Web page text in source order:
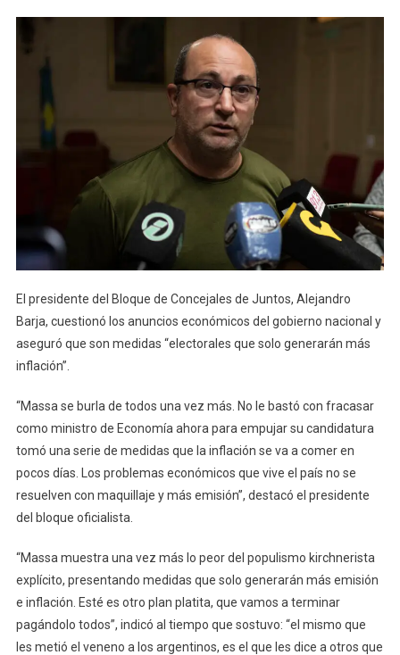
El presidente del Bloque de Concejales de Juntos, Alejandro
Barja, cuestionó los anuncios económicos del gobierno nacional y
aseguró que son medidas “electorales que solo generarán más
inflación”.
“Massa se burla de todos una vez más. No le bastó con fracasar
como ministro de Economía ahora para empujar su candidatura
tomó una serie de medidas que la inflación se va a comer en
pocos días. Los problemas económicos que vive el país no se
resuelven con maquillaje y más emisión”, destacó el presidente
del bloque oficialista.
“Massa muestra una vez más lo peor del populismo kirchnerista
explícito, presentando medidas que solo generarán más emisión
e inflación. Esté es otro plan platita, que vamos a terminar
pagándolo todos”, indicó al tiempo que sostuvo: “el mismo que
les metió el veneno a los argentinos, es el que les dice a otros que